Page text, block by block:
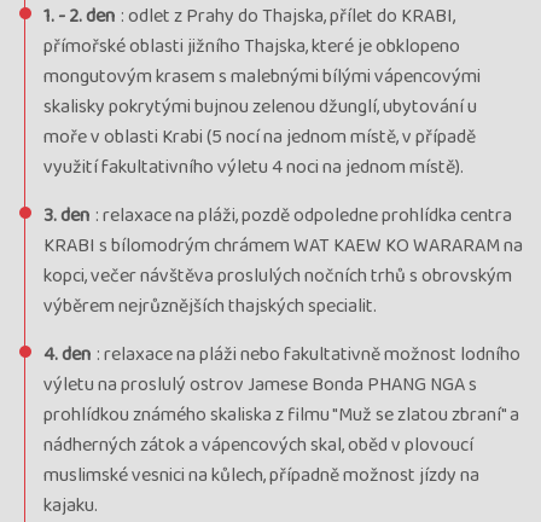
uzavřen
Termín 06.02. - 17.02.26pátek - úterý
Kód termínu 26THJ02160
Cena 58 990 Kč
cena za 12 dní
termín
uzavřen
1. - 2. den : odlet z Prahy do Thajska, přílet do KRABI,
přímořské oblasti jižního Thajska, které je obklopeno
mongutovým krasem s malebnými bílými vápencovými
skalisky pokrytými bujnou zelenou džunglí, ubytování u
moře v oblasti Krabi (5 nocí na jednom místě, v případě
využití fakultativního výletu 4 noci na jednom místě).
3. den : relaxace na pláži, pozdě odpoledne prohlídka centra
KRABI s bílomodrým chrámem WAT KAEW KO WARARAM na
kopci, večer návštěva proslulých nočních trhů s obrovským
výběrem nejrůznějších thajských specialit.
4. den : relaxace na pláži nebo fakultativně možnost lodního
výletu na proslulý ostrov Jamese Bonda PHANG NGA s
prohlídkou známého skaliska z filmu "Muž se zlatou zbraní" a
nádherných zátok a vápencových skal, oběd v plovoucí
muslimské vesnici na kůlech, případně možnost jízdy na
kajaku.